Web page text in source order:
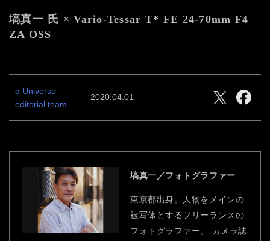
塙真一 氏 × Vario-Tessar T* FE 24-70mm F4
ZA OSS
α Universe
editorial team
2020.04.01
塙真一／フォトグラファー
東京都出身。人物をメインの
被写体とするフリーランスの
フォトグラファー。 カメラ誌